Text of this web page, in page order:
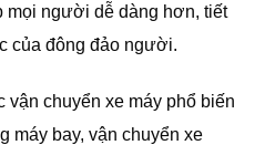
mọi người dễ dàng hơn, tiết
của đông đảo người.
chuyển xe máy phổ biến
máy bay, vận chuyển xe